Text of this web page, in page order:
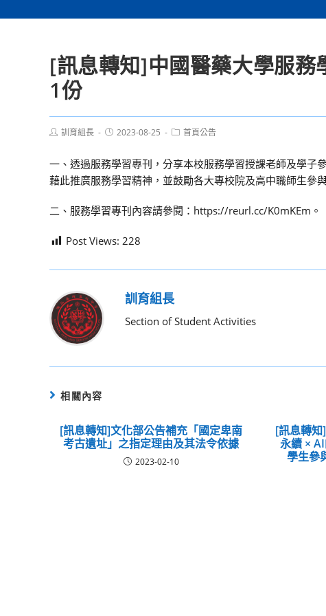
[訊息轉知]中國醫藥大學服
1份
Post訓育組長
Post2023-08-25
Post首頁公告
一、透過服務學習專刊，分享本校服務學習授課老師及學子
藉此推廣服務學習精神，並鼓勵各大專校院及高中職師生參
二、服務學習專刊內容請參閱：https://reurl.cc/K0mKEm。
Post Views: 228
訓育組長
Section of Student Activities
相關內容
[訊息轉知]文化部公告補充「國定卑南
考古遺址」之指定理由及其法令依據
2023-02-10
[訊息轉知
永續 ×
學生參